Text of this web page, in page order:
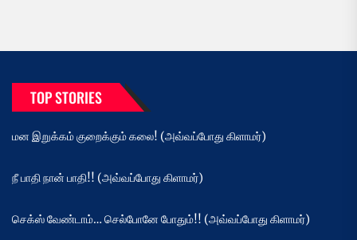
TOP STORIES
மன இறுக்கம் குறைக்கும் கலை! (அவ்வப்போது கிளாமர்)
நீ பாதி நான் பாதி!! (அவ்வப்போது கிளாமர்)
செக்ஸ் வேண்டாம்… செல்போனே போதும்!! (அவ்வப்போது கிளாமர்)